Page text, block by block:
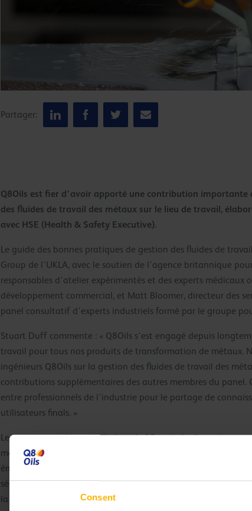
Consent
Partager:
Q8Oils est fier d’avoir apporté une contribution
des fluides de travail des métaux sur le lieu de travail,
avec HSE (Health & Safety Executive).
Le guide des bonnes pratiques de gestion des fluides de
Group de l’UKLA, avec le soutien de l’agence britannique
responsables d’atelier expérimentés et des experts
développement commercial, et Matt Bloomer, directeur des
panel consultatif d’experts industriels formé par le groupe
Stuart Duff commente : « Q8Oils s’est engagé depuis
travail pour tous nos produits de transformation de métaux.
ingénieurs Q8Oils sur la gestion des fluides de travail des
contributions supplémentaires des autres membres du
entre professionnels de l’industrie pour le partage de
utilisateurs finals. »
Le nouveau guide est le résultat de 18 mois de discussions
manipulation, la maintenance et l’élimination sécurisées des
émulsions, y compris le tréfilage et laminage, ainsi que les
sécurisée, le guide explique les responsabilités des
la santé.